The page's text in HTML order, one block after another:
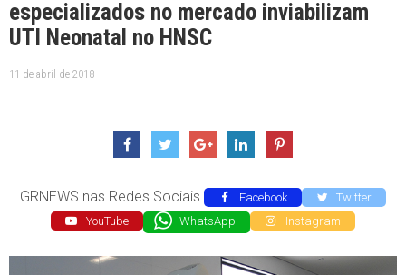
especializados no mercado inviabilizam
UTI Neonatal no HNSC
11 de abril de 2018
GRNEWS nas Redes Sociais Facebook
Twitter
YouTube
WhatsApp Instagram